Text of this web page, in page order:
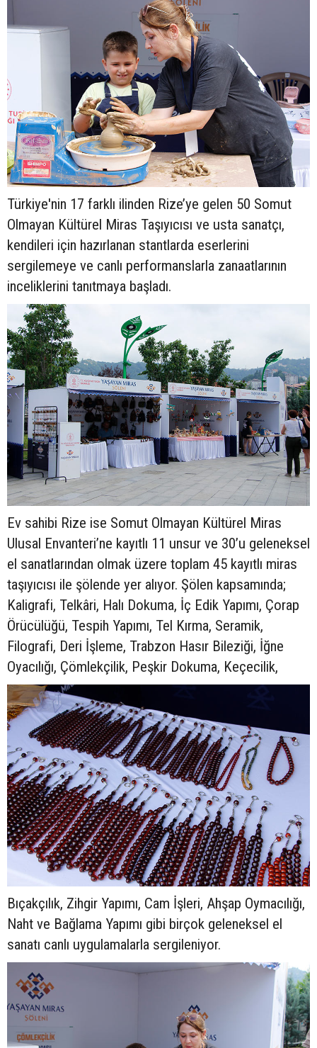
Türkiye'nin 17 farklı ilinden Rize’ye gelen 50 Somut
Olmayan Kültürel Miras Taşıyıcısı ve usta sanatçı,
kendileri için hazırlanan stantlarda eserlerini
sergilemeye ve canlı performanslarla zanaatlarının
inceliklerini tanıtmaya başladı.
Ev sahibi Rize ise Somut Olmayan Kültürel Miras
Ulusal Envanteri’ne kayıtlı 11 unsur ve 30’u geleneksel
el sanatlarından olmak üzere toplam 45 kayıtlı miras
taşıyıcısı ile şölende yer alıyor. Şölen kapsamında;
Kaligrafi, Telkâri, Halı Dokuma, İç Edik Yapımı, Çorap
Örücülüğü, Tespih Yapımı, Tel Kırma, Seramik,
Filografi, Deri İşleme, Trabzon Hasır Bileziği, İğne
Oyacılığı, Çömlekçilik, Peşkir Dokuma, Keçecilik,
Bıçakçılık, Zihgir Yapımı, Cam İşleri, Ahşap Oymacılığı,
Naht ve Bağlama Yapımı gibi birçok geleneksel el
sanatı canlı uygulamalarla sergileniyor.